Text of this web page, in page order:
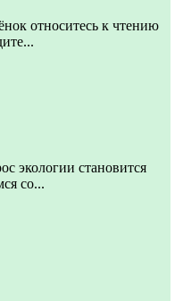
относитесь к чтению
экологии становится
со...